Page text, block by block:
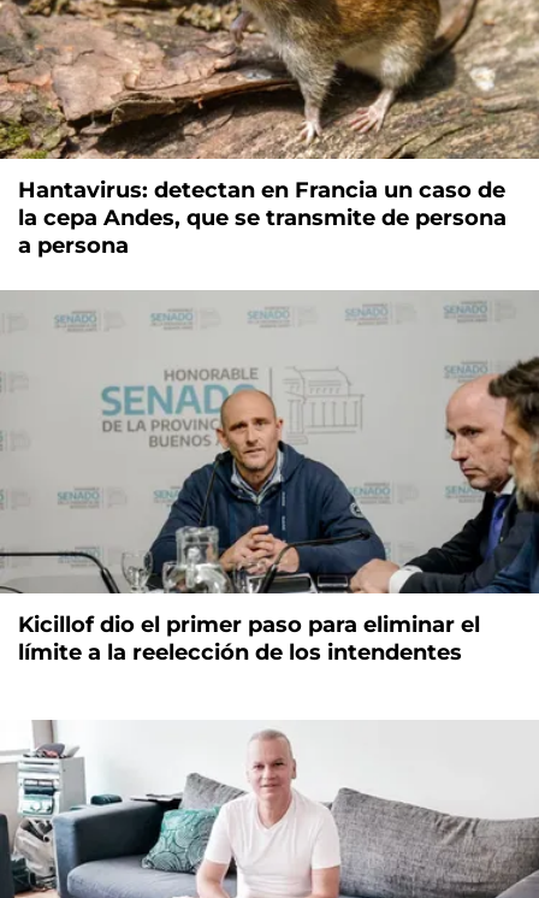
Hantavirus: detectan en Francia un caso de
la cepa Andes, que se transmite de persona
a persona
Kicillof dio el primer paso para eliminar el
límite a la reelección de los intendentes